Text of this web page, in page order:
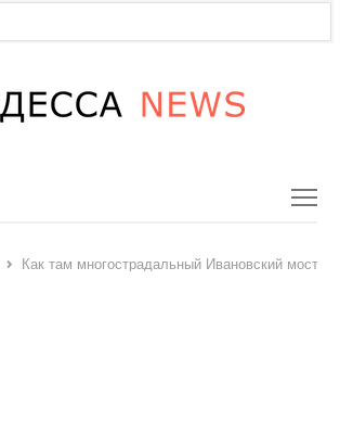
Как там многострадальный Ивановский мост?